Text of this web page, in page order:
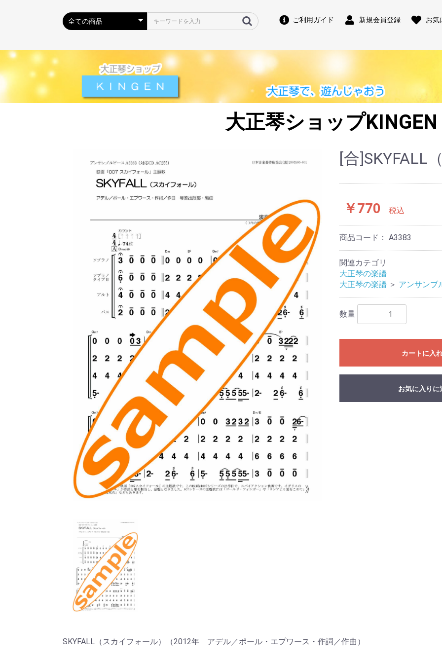
ご利用ガイド 新規会員登録 お気
大正琴ショップKINGEN
[合]SKYFALL
￥770 税込
商品コード： A3383
関連カテゴリ
大正琴の楽譜
大正琴の楽譜 ＞ アンサンブ
数量
カートに入
お気に入りに
SKYFALL（スカイフォール）（2012年 アデル／ポール・エプワース・作詞／作曲）